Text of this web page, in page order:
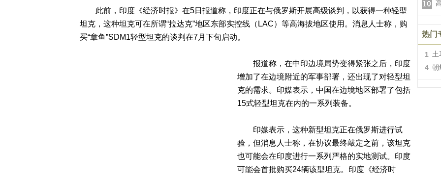
此前，印度《经济时报》在5日报道称，印度正在与俄罗斯开展高级谈判，以获得一种轻型
坦克，这种坦克可在所谓“拉达克”地区东部实控线（LAC）等高海拔地区使用。消息人士称，购
买“章鱼”SDM1轻型坦克的谈判在7月下旬启动。
报道称，在中印边境局势变得紧张之后，印度
增加了在边境附近的军事部署，还出现了对轻型坦
克的需求。印媒表示，中国在边境地区部署了包括
15式轻型坦克在内的一系列装备。
印媒表示，这种新型坦克正在俄罗斯进行试
验，但消息人士称，在协议最终敲定之前，该坦克
也可能会在印度进行一系列严格的实地测试。印度
可能会首批购买24辆该型坦克。印度《经济时
热门
1 土
4 朝